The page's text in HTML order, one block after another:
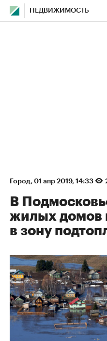
НЕДВИЖИМОСТЬ
Город⁠, 01 апр 2019, 14:33
В
жилых домов
в зону